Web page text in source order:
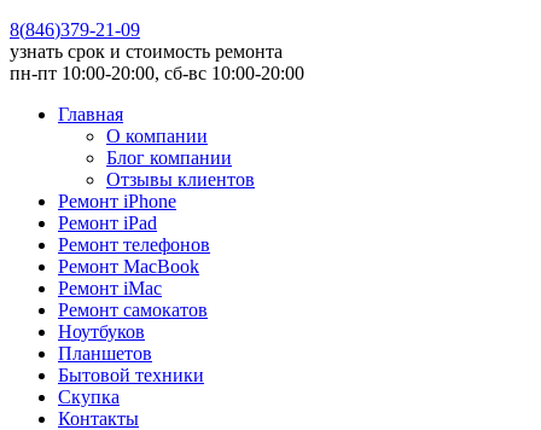
8(846)379-21-09
узнать срок и стоимость ремонта
пн-пт 10:00-20:00, сб-вс 10:00-20:00
Главная
О компании
Блог компании
Отзывы клиентов
Ремонт iPhone
Ремонт iPad
Ремонт телефонов
Ремонт MacBook
Ремонт iMac
Ремонт самокатов
Ноутбуков
Планшетов
Бытовой техники
Скупка
Контакты